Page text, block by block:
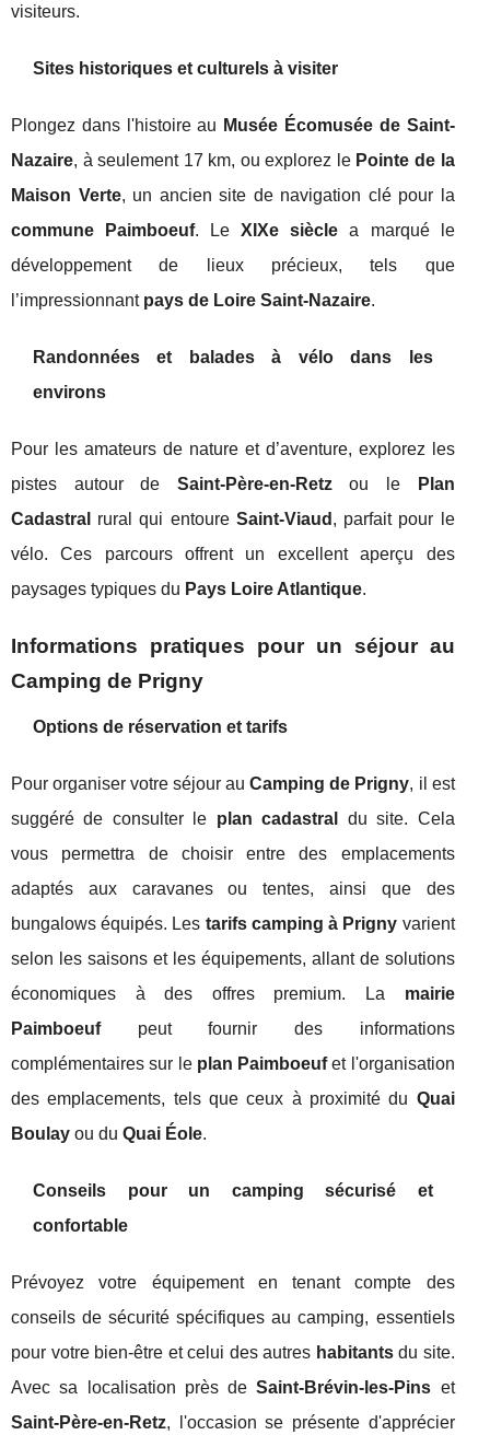
visiteurs.
Sites historiques et culturels à visiter
Plongez dans l'histoire au Musée Écomusée de Saint-
Nazaire, à seulement 17 km, ou explorez le Pointe de la
Maison Verte, un ancien site de navigation clé pour la
commune Paimboeuf. LeXIXe siècle a marqué le
développement de lieux précieux, tels que
l’impressionnant pays de Loire Saint-Nazaire.
Randonnées et balades à vélo dans les
environs
Pour les amateurs de nature et d’aventure, explorez les
pistes autour de Saint-Père-en-Retzou le
Plan
Cadastral
rural qui entoure Saint-Viaud , parfait pour le
vélo. Ces parcours offrent un excellent aperçu des
paysages typiques du Pays Loire Atlantique.
Informations pratiques pour un séjour au
Camping de Prigny
Options de réservation et tarifs
Pour organiser votre séjour auCamping de Prigny, il est
suggéré de consulter le plan cadastral
du site. Cela
vous permettra de choisir entre des emplacements
adaptés aux caravanes ou tentes, ainsi que des
bungalows équipés. Les tarifs camping à Prigny varient
selon les saisons et les équipements, allant de solutions
économiques à des offres premium. La mairie
Paimboeufpeut fournir des informations
complémentaires sur le plan Paimboeufet l'organisation
des emplacements, tels que ceux à proximité du Quai
Boulay ou du Quai Éole.
Conseils pour un camping sécurisé et
confortable
Prévoyez votre équipement en tenant compte des
conseils de sécurité spécifiques au camping, essentiels
pour votre bien-être et celui des autres habitantsdu site.
Avec sa localisation près deSaint-Brévin-les-Pins et
Saint-Père-en-Retz, l'occasion se présente d'apprécier